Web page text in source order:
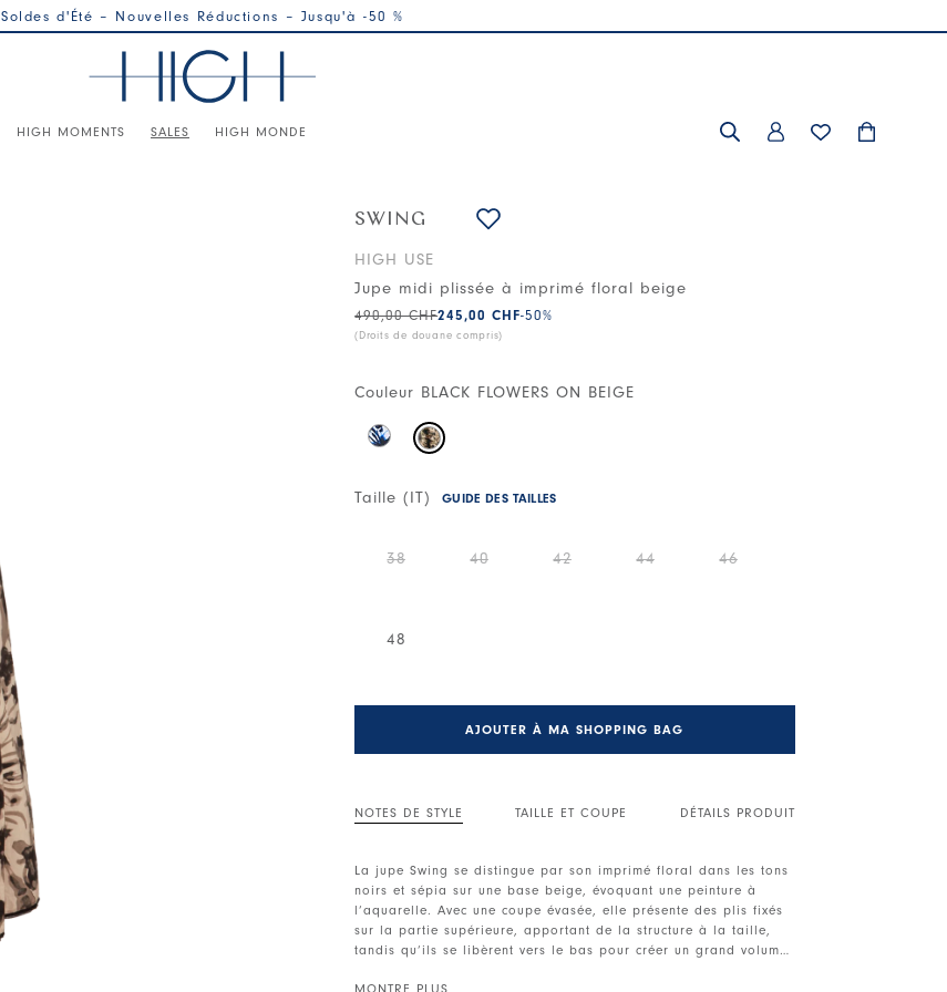
Soldes d'Été – Nouvelles Réductions – Jusqu'à -50 %
HIGH MOMENTS SALES HIGH MONDE
SWING
HIGH USE
Jupe midi plissée à imprimé floral beige
245,00 CHF
490,00 CHF -50%
(Droits de douane compris)
Couleur BLACK FLOWERS ON BEIGE
Taille (IT) GUIDE DES TAILLES
38 40 42 44 46
48
AJOUTER À MA SHOPPING BAG
NOTES DE STYLE TAILLE ET COUPE DÉTAILS PRODUIT
La jupe Swing se distingue par son imprimé floral dans les tons
noirs et sépia sur une base beige, évoquant une peinture à
l’aquarelle. Avec une coupe évasée, elle présente des plis fixés
sur la partie supérieure, apportant de la structure à la taille,
tandis qu’ils se libèrent vers le bas pour créer un grand volume